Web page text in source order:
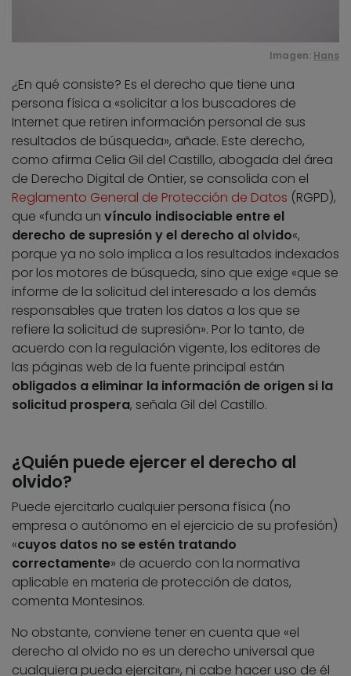
Imagen: Hans
¿En qué consiste? Es el derecho que tiene una
persona física a «solicitar a los buscadores de
Internet que retiren información personal de sus
resultados de búsqueda», añade. Este derecho,
como afirma Celia Gil del Castillo, abogada del área
de Derecho Digital de Ontier, se consolida con el
Reglamento General de Protección de Datos (RGPD),
que «funda un vínculo indisociable entre el
derecho de supresión y el derecho al olvido«,
porque ya no solo implica a los resultados indexados
por los motores de búsqueda, sino que exige «que se
informe de la solicitud del interesado a los demás
responsables que traten los datos a los que se
refiere la solicitud de supresión». Por lo tanto, de
acuerdo con la regulación vigente, los editores de
las páginas web de la fuente principal están
obligados a eliminar la información de origen si la
solicitud prospera, señala Gil del Castillo.
¿Quién puede ejercer el derecho al
olvido?
Puede ejercitarlo cualquier persona física (no
empresa o autónomo en el ejercicio de su profesión)
«cuyos datos no se estén tratando
correctamente» de acuerdo con la normativa
aplicable en materia de protección de datos,
comenta Montesinos.
No obstante, conviene tener en cuenta que «el
derecho al olvido no es un derecho universal que
cualquiera pueda ejercitar», ni cabe hacer uso de él